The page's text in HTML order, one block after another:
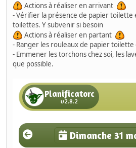
Actions à réaliser en arrivant
- Vérifier la présence de papier toilette
toilettes. Y subvenir si besoin
Actions à réaliser en partant
- Ranger les rouleaux de papier toilette
- Emmener les torchons chez soi, les
que possible.